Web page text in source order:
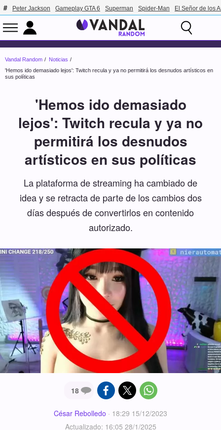
Peter Jackson Gameplay GTA 6 Superman Spider-Man El Señor de los
Vandal Random
Noticias
'Hemos ido demasiado lejos': Twitch recula y ya no permitirá los desnudos artísticos en
sus políticas
'Hemos ido demasiado
lejos': Twitch recula y ya no
permitirá los desnudos
artísticos en sus políticas
La plataforma de streaming ha cambiado de
idea y se retracta de parte de los cambios dos
días después de convertirlos en contenido
autorizado.
18
César Rebolledo · 18:29 15/12/2023
Actualizado: 16:05 28/1/2025